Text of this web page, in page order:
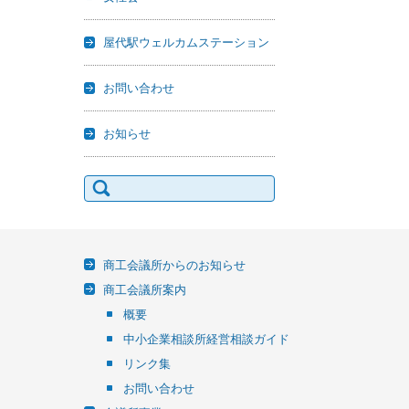
屋代駅ウェルカムステーション
お問い合わせ
お知らせ
検
索:
商工会議所からのお知らせ
商工会議所案内
概要
中小企業相談所経営相談ガイド
リンク集
お問い合わせ